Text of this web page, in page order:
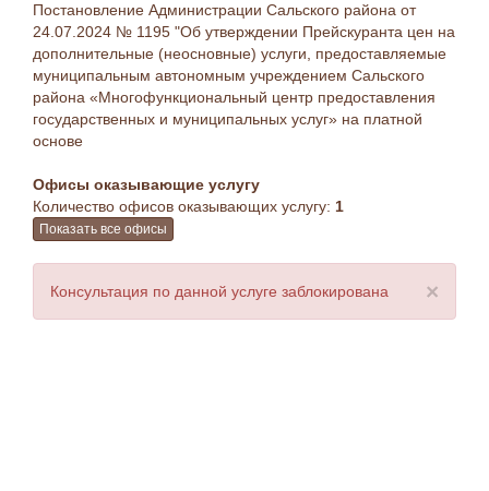
Постановление Администрации Сальского района от
24.07.2024 № 1195 "Об утверждении Прейскуранта цен на
дополнительные (неосновные) услуги, предоставляемые
муниципальным автономным учреждением Сальского
района «Многофункциональный центр предоставления
государственных и муниципальных услуг» на платной
основе
Офисы оказывающие услугу
Количество офисов оказывающих услугу: 1
Показать все офисы
×
Консультация по данной услуге заблокирована